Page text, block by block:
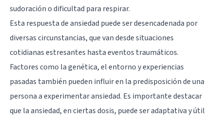
sudoración o dificultad para respirar.
Esta respuesta de ansiedad puede ser desencadenada por
diversas circunstancias, que van desde situaciones
cotidianas estresantes hasta eventos traumáticos.
Factores como la genética, el entorno y experiencias
pasadas también pueden influir en la predisposición de una
persona a experimentar ansiedad. Es importante destacar
que la ansiedad, en ciertas dosis, puede ser adaptativa y útil